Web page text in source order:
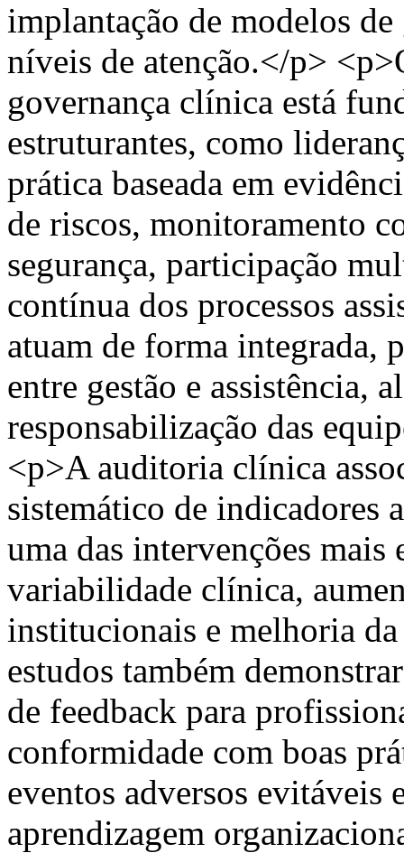
implantação de modelos
níveis de atenção.</p>
governança clínica está
estruturantes, como
prática baseada em
de riscos, monitoramento
segurança, participação
contínua dos processos
atuam de forma integrada,
entre gestão e assistência,
responsabilização das
<p>A auditoria clínica
sistemático de indicadores
uma das intervenções mais
variabilidade clínica,
institucionais e melhoria
estudos também
de feedback para
conformidade com boas
eventos adversos
aprendizagem